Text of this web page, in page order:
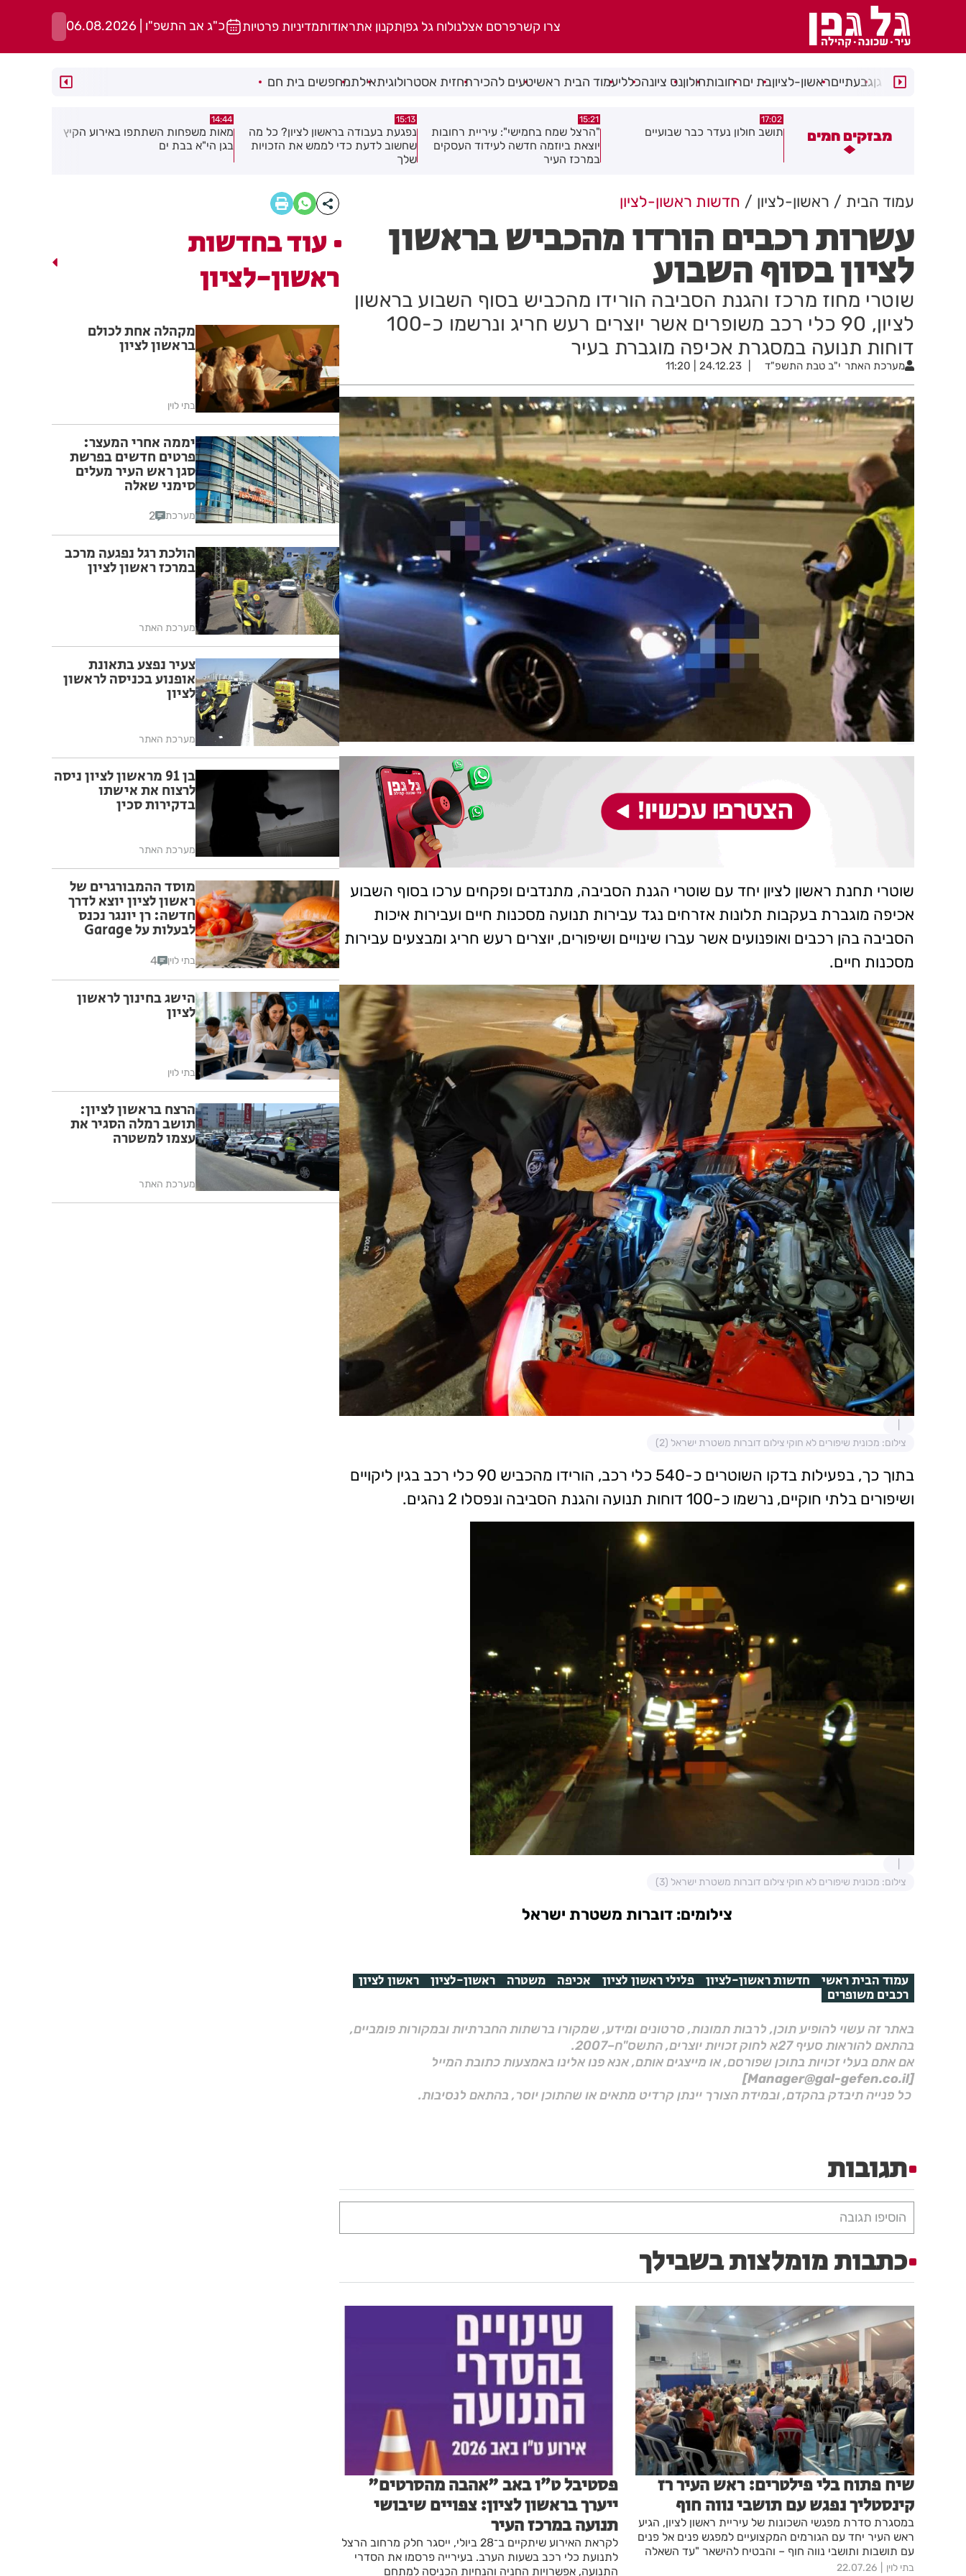
צרו קשרפרסם אצלנולוח גל גפןתקנון אתראודותמדיניות פרטיות כ"ג אב התשפ"ו | 06.08.2026
רמת גןגבעתייםראשון-לציוןבת יםרחובותחולוןנס ציונהכלליעמוד הבית ראשיטעים להכירתחזית אסטרולוגיתאילתמחפשים בית חם
מבזקים חמים
תושב חולון נעדר כבר שבועיים
15:21
"הרצל שמח בחמישי": עיריית רחובות
15:13
נפגעת בעבודה בראשון לציון? כל מה
שחשוב לדעת כדי לממש את הזכויות
שלך
14:44
מאות משפחות השתתפו באירוע הקיץ
בגן הי"א בבת ים
14:39
מבצע עיקור וסירוס חתולי רחוב בחולון
עמוד הבית ראשון-לציון חדשות ראשון-לציון
עשרות רכבים הורדו מהכביש בראשון
לציון בסוף השבוע
שוטרי מחוז מרכז והגנת הסביבה הורידו מהכביש בסוף השבוע בראשון
לציון, 90 כלי רכב משופרים אשר יוצרים רעש חריג ונרשמו כ-100
דוחות תנועה במסגרת אכיפה מוגברת בעיר
מערכת האתר י"ב טבת התשפ"ד 24.12.23 | 11:20
שוטרי תחנת ראשון לציון יחד עם שוטרי הגנת הסביבה, מתנדבים ופקחים ערכו בסוף השבוע
אכיפה מוגברת בעקבות תלונות אזרחים נגד עבירות תנועה מסכנות חיים ועבירות איכות
הסביבה בהן רכבים ואופנועים אשר עברו שינויים ושיפורים, יוצרים רעש חריג ומבצעים עבירות
מסכנות חיים.
צילום: מכונית שיפורים לא חוקי צילום דוברות משטרת ישראל (2)
בתוך כך, בפעילות בדקו השוטרים כ-540 כלי רכב, הורידו מהכביש 90 כלי רכב בגין ליקויים
ושיפורים בלתי חוקיים, נרשמו כ-100 דוחות תנועה והגנת הסביבה ונפסלו 2 נהגים.
צילום: מכונית שיפורים לא חוקי צילום דוברות משטרת ישראל (3)
צילומים: דוברות משטרת ישראל
עמוד הבית ראשי חדשות ראשון-לציון פלילי ראשון לציון אכיפה משטרה ראשון-לציון ראשון לציון
רכבים משופרים
באתר זה עשוי להופיע תוכן, לרבות תמונות, סרטונים ומידע, שמקורו ברשתות החברתיות ובמקורות פומביים,
בהתאם להוראות סעיף 27א לחוק זכויות יוצרים, התשס"ח–2007.
אם אתם בעלי זכויות בתוכן שפורסם, או מייצגים אותם, אנא פנו אלינו באמצעות כתובת המייל
[Manager@gal-gefen.co.il]
כל פנייה תיבדק בהקדם, ובמידת הצורך יינתן קרדיט מתאים או שהתוכן יוסר, בהתאם לנסיבות.
תגובות
הוסיפו תגובה
כתבות מומלצות בשבילך
שיח פתוח בלי פילטרים: ראש העיר רז
קינסטליך נפגש עם תושבי נווה חוף
במסגרת סדרת מפגשי השכונות של עיריית ראשון לציון, הגיע
ראש העיר יחד עם הגורמים המקצועיים למפגש פנים אל פנים
עם תושבות ותושבי נווה חוף – והבטיח להישאר "עד השאלה
האחרונה". על הפרק: חיבור לרכבת הקלה, התחדשות
בתי לוין 22.07.26
פסטיבל ט״ו באב "אהבה מהסרטים"
ייערך בראשון לציון: צפויים שיבושי
תנועה במרכז העיר
לקראת האירוע שיתקיים ב־28 ביולי, ייסגר חלק מרחוב הרצל
לתנועת כלי רכב בשעות הערב. בעירייה פרסמו את הסדרי
התנועה, אפשרויות החניה והנחיות הכניסה למתחם
עוד בחדשות
ראשון-לציון
מקהלה אחת לכולם
בראשון לציון
בתי לוין
יממה אחרי המעצר:
פרטים חדשים בפרשת
סגן ראש העיר מעלים
סימני שאלה
מערכת 2
הולכת רגל נפגעה מרכב
במרכז ראשון לציון
מערכת האתר
צעיר נפצע בתאונת
אופנוע בכניסה לראשון
לציון
מערכת האתר
בן 91 מראשון לציון ניסה
לרצוח את אישתו
בדקירות סכין
מערכת האתר
מוסד ההמבורגרים של
ראשון לציון יוצא לדרך
חדשה: רן יונגר נכנס
לבעלות על Garage
בתי לוין 4
הישג בחינוך לראשון
לציון
בתי לוין
הרצח בראשון לציון:
תושב רמלה הסגיר את
עצמו למשטרה
מערכת האתר